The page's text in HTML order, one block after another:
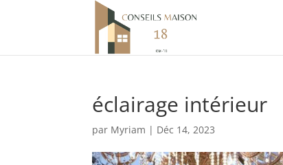
éclairage intérieur
par Myriam | Déc 14, 2023